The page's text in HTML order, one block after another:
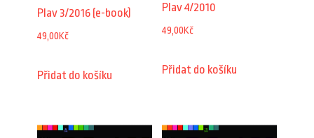
Plav 3/2016 (e-book)
49,00Kč
Přidat do košíku
Plav 4/2010
49,00Kč
Přidat do košíku